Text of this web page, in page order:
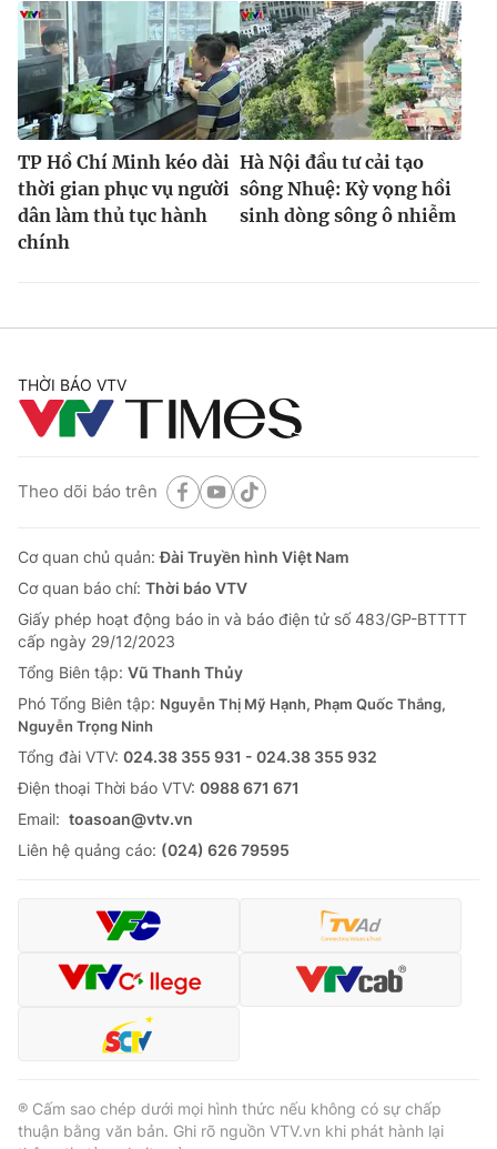
TP Hồ Chí Minh kéo dài
thời gian phục vụ người
dân làm thủ tục hành
chính
Hà Nội đầu tư cải tạo
sông Nhuệ: Kỳ vọng hồi
sinh dòng sông ô nhiễm
THỜI BÁO VTV
Theo dõi báo trên
Cơ quan chủ quản:Đài Truyền hình Việt Nam
Cơ quan báo chí: Thời báo VTV
Giấy phép hoạt động báo in và báo điện tử số 483/GP-BTTTT
cấp ngày 29/12/2023
Tổng Biên tập: Vũ Thanh Thủy
Phó Tổng Biên tập: Nguyễn Thị Mỹ Hạnh, Phạm Quốc Thắng,
Nguyễn Trọng Ninh
Tổng đài VTV: 024.38 355 931 - 024.38 355 932
Ðiện thoại Thời báo VTV: 0988 671 671
Email: toasoan@vtv.vn
Liên hệ quảng cáo: (024) 626 79595
® Cấm sao chép dưới mọi hình thức nếu không có sự chấp
thuận bằng văn bản. Ghi rõ nguồn VTV.vn khi phát hành lại